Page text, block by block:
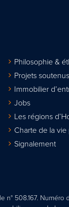
Philosophie &
Projets soutenus
Immobilier
Jobs
Les régions
Charte de la
Signalement
508.167. Numéro